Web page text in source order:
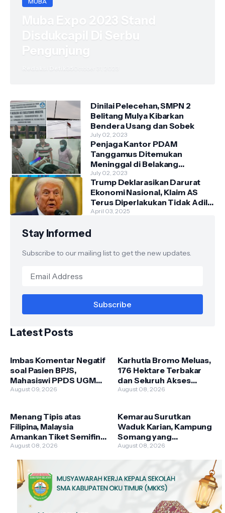
Muba Expo 2023 Stand
Disdukcapil Di Serbu
Pengunjung
Redaksi Detik35
Dinilai Pelecehan, SMPN 2
Belitang Mulya Kibarkan
Bendera Usang dan Sobek
July 02, 2023
Penjaga Kantor PDAM
Tanggamus Ditemukan
Meninggal di Belakang
Kantornya.
July 02, 2023
Trump Deklarasikan Darurat
Ekonomi Nasional, Klaim AS
Terus Diperlakukan Tidak Adil
oleh Negara Asing"
April 03, 2025
Stay Informed
Subscribe to our mailing list to get the new updates.
Latest Posts
Imbas Komentar Negatif
soal Pasien BPJS,
Mahasiswi PPDS UGM
Dinonaktifkan 3 Bulan
August 09, 2026
Karhutla Bromo Meluas,
176 Hektare Terbakar
dan Seluruh Akses
Wisata Ditutup
August 08, 2026
Menang Tipis atas
Filipina, Malaysia
Amankan Tiket Semifinal
Piala AFF 2026
August 08, 2026
Kemarau Surutkan
Waduk Karian, Kampung
Somang yang
Tenggelam Kembali
August 08, 2026